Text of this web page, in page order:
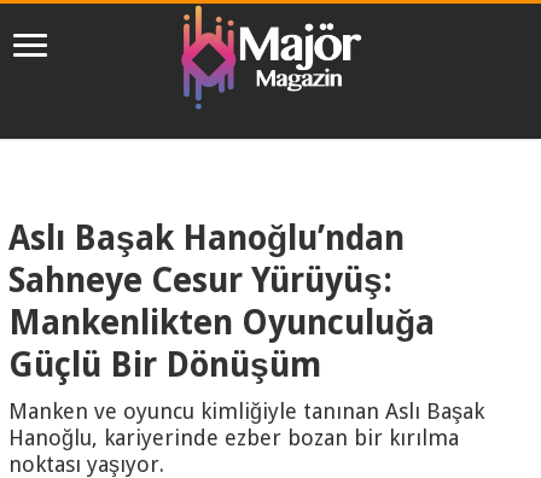
Aslı Başak Hanoğlu’ndan
Sahneye Cesur Yürüyüş:
Mankenlikten Oyunculuğa
Güçlü Bir Dönüşüm
Manken ve oyuncu kimliğiyle tanınan Aslı Başak
Hanoğlu, kariyerinde ezber bozan bir kırılma
noktası yaşıyor.